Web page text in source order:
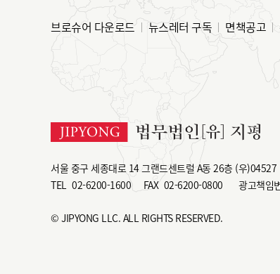
브로슈어 다운로드 뉴스레터 구독 면책공고
서울 중구 세종대로 14 그랜드센트럴 A동 26층 (우)04527
TEL 02-6200-1600 FAX 02-6200-0800 광고책임
© JIPYONG LLC. ALL RIGHTS RESERVED.